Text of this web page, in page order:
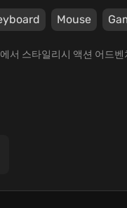
Mouse
서 스타일리시 액션 어드